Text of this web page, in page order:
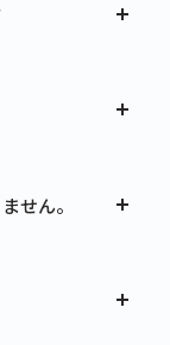
せん。